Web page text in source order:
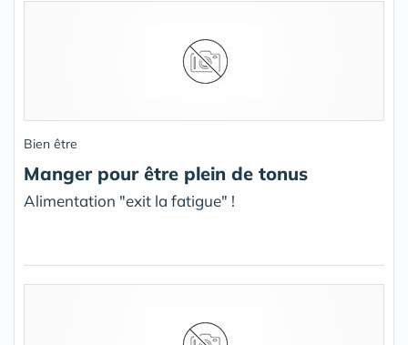
Bien être
Manger pour être plein de tonus
Alimentation "exit la fatigue" !